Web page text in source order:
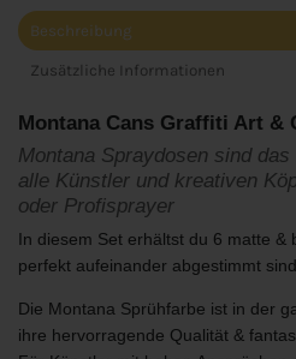
Beschreibung
Zusätzliche Informationen
Montana Cans Graffiti Art &
Montana Spraydosen sind
alle Künstler und kreativen
oder Profisprayer
In diesem Set erhältst du 6 matte &
perfekt aufeinander abgestimmt sind.
Die Montana Sprühfarbe ist in der
ihre hervorragende Qualität &